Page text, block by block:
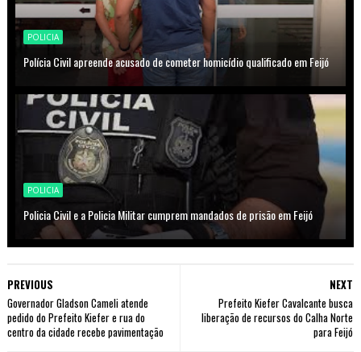
POLICIA
Polícia Civil apreende acusado de cometer homicídio qualificado em Feijó
POLICIA
Policia Civil e a Policia Militar cumprem mandados de prisão em Feijó
NEXT
Prefeito Kiefer Cavalcante busca
liberação de recursos do Calha Norte
para Feijó
PREVIOUS
Governador Gladson Cameli atende
pedido do Prefeito Kiefer e rua do
centro da cidade recebe pavimentação